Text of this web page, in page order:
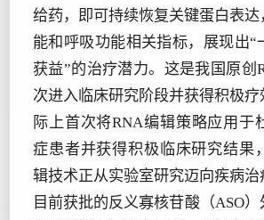
给药，即可持续恢复关键蛋白表
能和呼吸功能相关指标，展现出“
获益”的治疗潜力。这是我国原创
次进入临床研究阶段并获得积极疗
际上首次将RNA编辑策略应用于
症患者并获得积极临床研究结果
辑技术正从实验室研究迈向疾病
目前获批的反义寡核苷酸（ASO